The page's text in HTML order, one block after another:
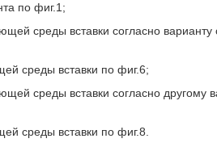
по фиг.1;
среды вставки согласно
среды вставки по фиг.6;
среды вставки согласно другому
среды вставки по фиг.8.